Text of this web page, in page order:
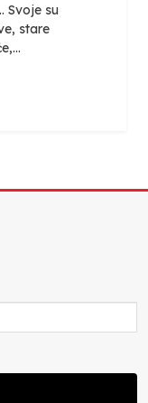
Svoje su
stare